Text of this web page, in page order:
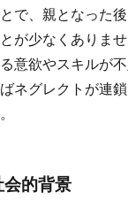
で、親となった
が少なくありま
意欲やスキルが
ネグレクトが連
的背景